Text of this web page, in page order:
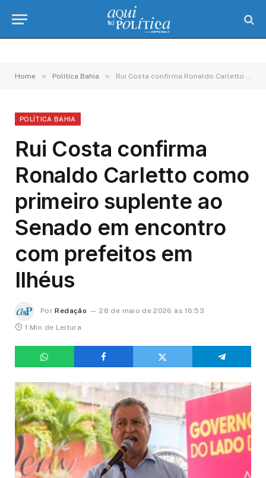
Home » Política Bahia » Rui Costa confirma Ronaldo Carletto como primeiro suplente ao Senado em encontro com prefeitos em Ilhéus
POLÍTICA BAHIA
Rui Costa confirma
Ronaldo Carletto como
primeiro suplente ao
Senado em encontro
com prefeitos em
Ilhéus
Por Redação
28 de maio de 2026 às 16:53
1 Min de Leitura